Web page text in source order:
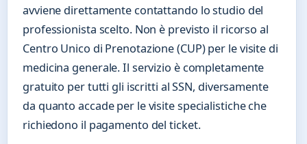
avviene direttamente contattando lo studio del
professionista scelto. Non è previsto il ricorso al
Centro Unico di Prenotazione (CUP) per le visite di
medicina generale. Il servizio è completamente
gratuito per tutti gli iscritti al SSN, diversamente
da quanto accade per le visite specialistiche che
richiedono il pagamento del ticket.